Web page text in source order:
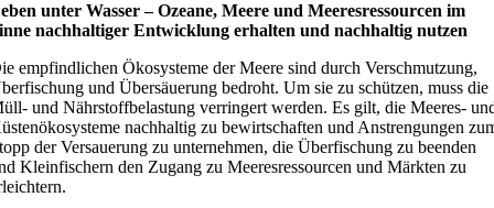
unter Wasser – Oze­ane, Meere und Mee­res­res­sour­cen im
nach­hal­ti­ger Ent­wick­lung erhal­ten und nach­hal­tig nut­zen
empfindlichen Ökosysteme der Meere sind durch Verschmutzung,
und Übersäuerung bedroht. Um sie zu schützen, muss die
und Nährstoffbelastung verringert werden. Es gilt, die Meeres-
nachhaltig zu bewirtschaften und Anstrengungen
der Versauerung zu unternehmen, die Überfischung zu beenden
Kleinfischern den Zugang zu Meeresressourcen und Märkten zu